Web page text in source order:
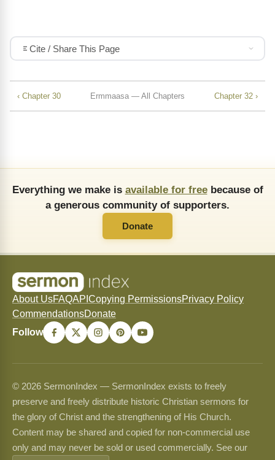
Cite / Share This Page
‹ Chapter 30 Ermmaasa — All Chapters Chapter 32 ›
Everything we make is available for freebecause of
a generous community of supporters.
Donate
About UsFAQAPI Copying PermissionsPrivacy Policy
CommendationsDonate
Follow
© 2026 SermonIndex — SermonIndex exists to freely
preserve and freely distribute historic Christian sermons for
the glory of Christ and the strengthening of His Church.
Content may be shared and copied for non-commercial use
only and may never be sold or used commercially. See our